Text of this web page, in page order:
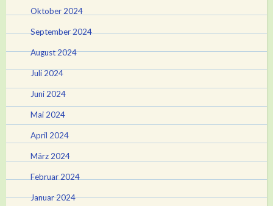
Oktober 2024
September 2024
August 2024
Juli 2024
Juni 2024
Mai 2024
April 2024
März 2024
Februar 2024
Januar 2024